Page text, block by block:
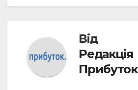
Від
Редакція
Прибуток